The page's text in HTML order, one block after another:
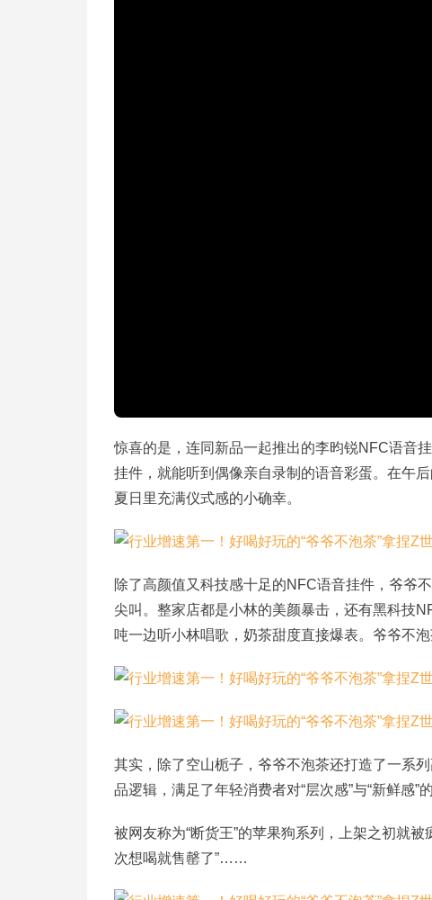
惊喜的是，连同新品一起推出的李昀锐NFC语音
挂件，就能听到偶像亲自录制的语音彩蛋。在午
夏日里充满仪式感的小确幸。
除了高颜值又科技感十足的NFC语音挂件，爷爷
尖叫。整家店都是小林的美颜暴击，还有黑科技
吨一边听小林唱歌，奶茶甜度直接爆表。爷爷不
其实，除了空山栀子，爷爷不泡茶还打造了一系
品逻辑，满足了年轻消费者对“层次感”与“新鲜感”
被网友称为“断货王”的苹果狗系列，上架之初就被
次想喝就售罄了”……